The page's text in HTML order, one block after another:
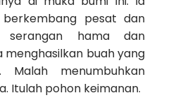
pesat dan
serangan hama dan
menghasilkan buah yang
menumbuhkan
Itulah pohon keimanan.